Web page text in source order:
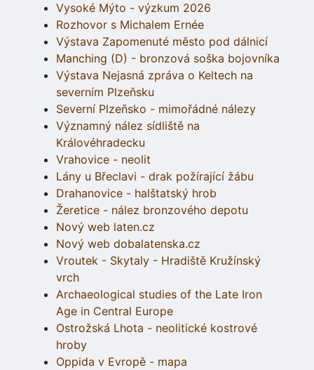
Vysoké Mýto - výzkum 2026
Rozhovor s Michalem Ernée
Výstava Zapomenuté město pod dálnicí
Manching (D) - bronzová soška bojovníka
Výstava Nejasná zpráva o Keltech na
severním Plzeňsku
Severní Plzeňsko - mimořádné nálezy
Významný nález sídliště na
Královéhradecku
Vrahovice - neolit
Lány u Břeclavi - drak požírající žábu
Drahanovice - halštatský hrob
Žeretice - nález bronzového depotu
Nový web laten.cz
Nový web dobalatenska.cz
Vroutek - Skytaly - Hradiště Kružínský
vrch
Archaeological studies of the Late Iron
Age in Central Europe
Ostrožská Lhota - neolitické kostrové
hroby
Oppida v Evropě - mapa